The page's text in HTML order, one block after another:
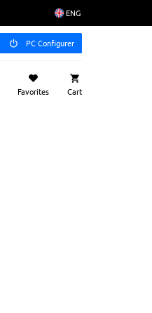
ENG
PC Configurer
Favorites Cart